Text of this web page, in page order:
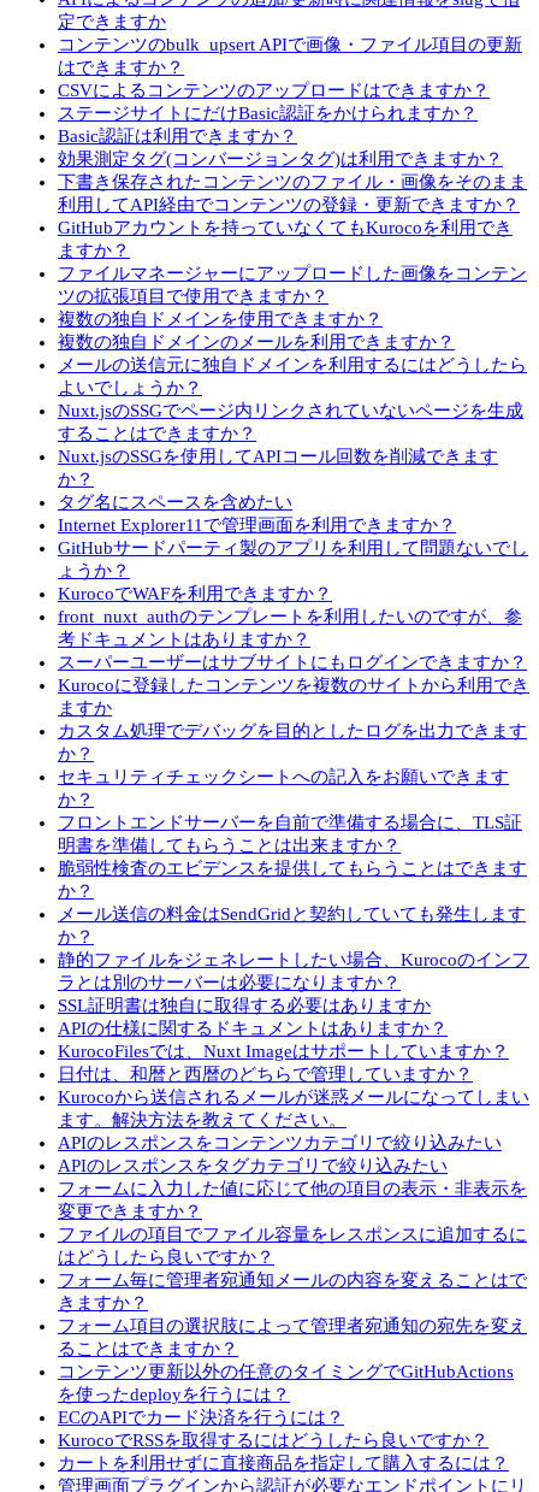
定できますか
コンテンツのbulk_upsert APIで画像・ファイル項目の更新
はできますか？
CSVによるコンテンツのアップロードはできますか？
ステージサイトにだけBasic認証をかけられますか？
Basic認証は利用できますか？
効果測定タグ(コンバージョンタグ)は利用できますか？
下書き保存されたコンテンツのファイル・画像をそのまま
利用してAPI経由でコンテンツの登録・更新できますか？
GitHubアカウントを持っていなくてもKurocoを利用でき
ますか？
ファイルマネージャーにアップロードした画像をコンテン
ツの拡張項目で使用できますか？
複数の独自ドメインを使用できますか？
複数の独自ドメインのメールを利用できますか？
メールの送信元に独自ドメインを利用するにはどうしたら
よいでしょうか？
Nuxt.jsのSSGでページ内リンクされていないページを生成
することはできますか？
Nuxt.jsのSSGを使用してAPIコール回数を削減できます
か？
タグ名にスペースを含めたい
Internet Explorer11で管理画面を利用できますか？
GitHubサードパーティ製のアプリを利用して問題ないでし
ょうか？
KurocoでWAFを利用できますか？
front_nuxt_authのテンプレートを利用したいのですが、参
考ドキュメントはありますか？
スーパーユーザーはサブサイトにもログインできますか？
Kurocoに登録したコンテンツを複数のサイトから利用でき
ますか
カスタム処理でデバッグを目的としたログを出力できます
か？
セキュリティチェックシートへの記入をお願いできます
か？
フロントエンドサーバーを自前で準備する場合に、TLS証
明書を準備してもらうことは出来ますか？
脆弱性検査のエビデンスを提供してもらうことはできます
か？
メール送信の料金はSendGridと契約していても発生します
か？
静的ファイルをジェネレートしたい場合、Kurocoのインフ
ラとは別のサーバーは必要になりますか？
SSL証明書は独自に取得する必要はありますか
APIの仕様に関するドキュメントはありますか？
KurocoFilesでは、Nuxt Imageはサポートしていますか？
日付は、和暦と西暦のどちらで管理していますか？
Kurocoから送信されるメールが迷惑メールになってしまい
ます。解決方法を教えてください。
APIのレスポンスをコンテンツカテゴリで絞り込みたい
APIのレスポンスをタグカテゴリで絞り込みたい
フォームに入力した値に応じて他の項目の表示・非表示を
変更できますか？
ファイルの項目でファイル容量をレスポンスに追加するに
はどうしたら良いですか？
フォーム毎に管理者宛通知メールの内容を変えることはで
きますか？
フォーム項目の選択肢によって管理者宛通知の宛先を変え
ることはできますか？
コンテンツ更新以外の任意のタイミングでGitHubActions
を使ったdeployを行うには？
ECのAPIでカード決済を行うには？
KurocoでRSSを取得するにはどうしたら良いですか？
カートを利用せずに直接商品を指定して購入するには？
管理画面プラグインから認証が必要なエンドポイントにリ